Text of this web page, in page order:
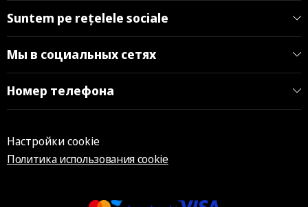
Suntem pe rețelele sociale
Мы в социальных сетях
Номер телефона
Настройки cookie
Политика использования cookie